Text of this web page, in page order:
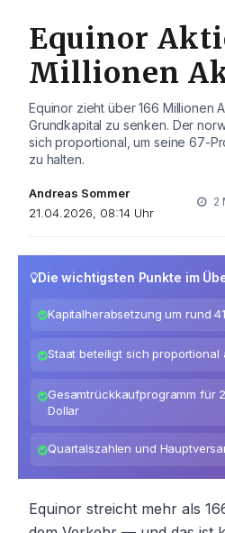
Equinor
Millionen
Equinor zieht über 166 Millionen
Grundkapital zu senken. Der
sich proportional, um seine 67-
zu halten.
Andreas Sommer
21.04.2026, 08:14 Uhr
2
Die wichtigsten Punkte im
Kapitalherabsetzung um rund
Staat beteiligt sich proportional
Gesamtrückkaufprogramm für
Dollar
Quartalszahlen und
Equinor streicht mehr als